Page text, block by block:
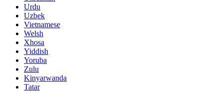
Urdu
Uzbek
Vietnamese
Welsh
Xhosa
Yiddish
Yoruba
Zulu
Kinyarwanda
Tatar